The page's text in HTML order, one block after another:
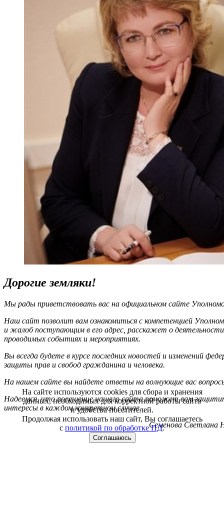
Дорогие земляки!
Мы рады приветствовать вас на официальном сайте
Наш сайт позволит вам ознакомиться с компетенцией
и жалоб поступающим в его адрес, расскажет о
проводимых событиях и мероприятиях.
Вы всегда будете в курсе последних новостей и изменений
защиты прав и свобод гражданина и человека.
На нашем сайте вы найдете ответы на волнующие вас
Надеемся, что посещение нашего сайта поможет вам
интересы в каждом конкретном случае.
Семенова Светлана
На сайте используются cookies для сбора и хранения
данных, необходимых для корректной работы сайта
и удобства посетителей.
Продолжая использовать наш сайт, Вы соглашаетесь
с политикой по обработке ПД.
Соглашаюсь